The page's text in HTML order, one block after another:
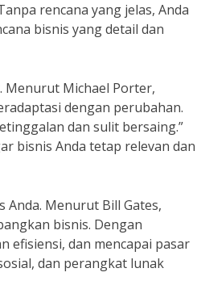
rencana yang jelas, Anda
bisnis yang detail dan
Menurut Michael Porter,
dengan perubahan.
dan sulit bersaing.”
bisnis Anda tetap relevan dan
Menurut Bill Gates,
bisnis. Dengan
efisiensi, dan mencapai pasar
dan perangkat lunak